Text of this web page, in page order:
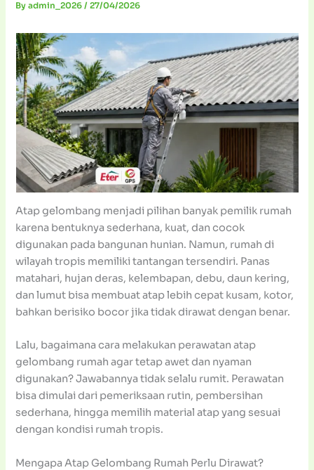
Byadmin_2026/27/04/2026
Atap gelombang menjadi pilihan banyak pemilik rumah
karena bentuknya sederhana, kuat, dan cocok
digunakan pada bangunan hunian. Namun, rumah di
wilayah tropis memiliki tantangan tersendiri. Panas
matahari, hujan deras, kelembapan, debu, daun kering,
dan lumut bisa membuat atap lebih cepat kusam, kotor,
bahkan berisiko bocor jika tidak dirawat dengan benar.
Lalu, bagaimana cara melakukan perawatan atap
gelombang rumah agar tetap awet dan nyaman
digunakan? Jawabannya tidak selalu rumit. Perawatan
bisa dimulai dari pemeriksaan rutin, pembersihan
sederhana, hingga memilih material atap yang sesuai
dengan kondisi rumah tropis.
Mengapa Atap Gelombang Rumah Perlu Dirawat?